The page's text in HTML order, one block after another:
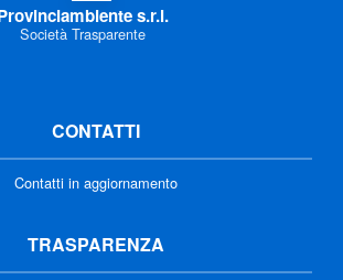
s.r.l.
Società Trasparente
CONTATTI
Contatti in aggiornamento
TRASPARENZA